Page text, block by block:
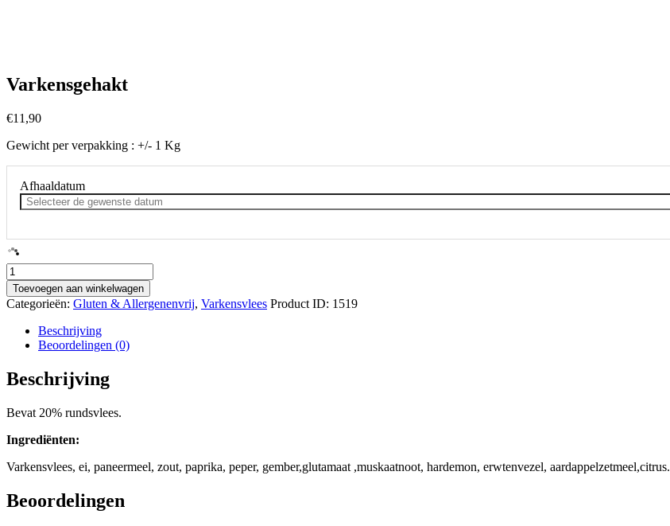
Varkensgehakt
€11,90
Gewicht per verpakking : +/- 1 Kg
Afhaaldatum
Varkensgehakt
aantal
Toevoegen aan winkelwagen
Categorieën: Gluten & Allergenenvrij, Varkensvlees Product ID: 1519
Beschrijving
Beoordelingen (0)
Beschrijving
Bevat 20% rundsvlees.
Ingrediënten:
Varkensvlees, ei, paneermeel, zout, paprika, peper, gember,glutamaat ,muskaatnoot, hardemon, erwtenvezel, aardappelzetmeel,citrus.
Beoordelingen